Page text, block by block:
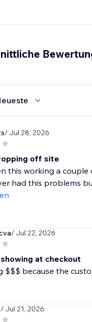
/ Jul 28, 2026
off site
this working a couple
had this problems
/ Jul 22, 2026
at checkout
$$$ because the
/ Jul 21, 2026